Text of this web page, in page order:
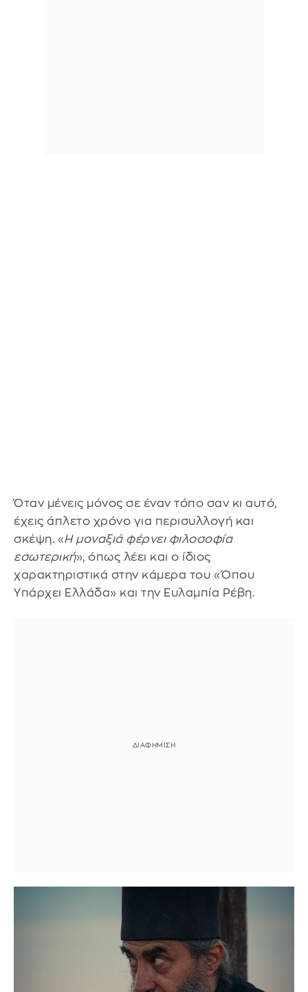
Όταν μένεις μόνος σε έναν τόπο σαν κι αυτό,
έχεις άπλετο χρόνο για περισυλλογή και
σκέψη. «Η μοναξιά φέρνει φιλοσοφία
εσωτερική», όπως λέει και ο ίδιος
χαρακτηριστικά στην κάμερα του «Όπου
Υπάρχει Ελλάδα» και την Ευλαμπία Ρέβη.